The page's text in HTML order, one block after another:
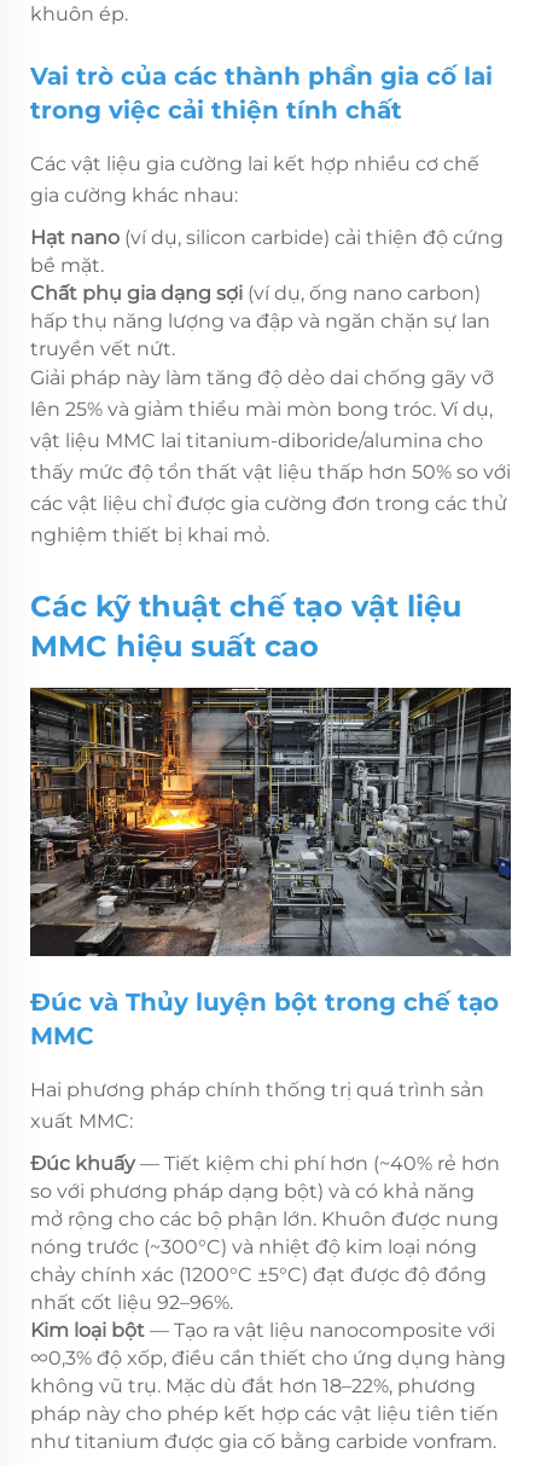
khuôn ép.
Vai trò của các thành phần gia cố lai
trong việc cải thiện tính chất
Các vật liệu gia cường lai kết hợp nhiều cơ chế
gia cường khác nhau:
Hạt nano (ví dụ, silicon carbide) cải thiện độ cứng
bề mặt.
Chất phụ gia dạng sợi (ví dụ, ống nano carbon)
hấp thụ năng lượng va đập và ngăn chặn sự lan
truyền vết nứt.
Giải pháp này làm tăng độ dẻo dai chống gãy vỡ
lên 25% và giảm thiểu mài mòn bong tróc. Ví dụ,
vật liệu MMC lai titanium-diboride/alumina cho
thấy mức độ tổn thất vật liệu thấp hơn 50% so với
các vật liệu chỉ được gia cường đơn trong các thử
nghiệm thiết bị khai mỏ.
Các kỹ thuật chế tạo vật liệu
MMC hiệu suất cao
Đúc và Thủy luyện bột trong chế tạo
MMC
Hai phương pháp chính thống trị quá trình sản
xuất MMC:
Đúc khuấy— Tiết kiệm chi phí hơn (~40% rẻ hơn
so với phương pháp dạng bột) và có khả năng
mở rộng cho các bộ phận lớn. Khuôn được nung
nóng trước (~300°C) và nhiệt độ kim loại nóng
chảy chính xác (1200°C ±5°C) đạt được độ đồng
nhất cốt liệu 92–96%.
Kim loại bột — Tạo ra vật liệu nanocomposite với
∞0,3% độ xốp, điều cần thiết cho ứng dụng hàng
không vũ trụ. Mặc dù đắt hơn 18–22%, phương
pháp này cho phép kết hợp các vật liệu tiên tiến
như titanium được gia cố bằng carbide vonfram.